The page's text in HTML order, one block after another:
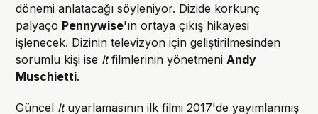
dönemi anlatacağı söyleniyor. Dizide korkunç
palyaço Pennywise'ın ortaya çıkış hikayesi
işlenecek. Dizinin televizyon için geliştirilmesinden
sorumlu kişi ise Itfilmlerinin yönetmeni Andy
Muschietti.
Güncel Ituyarlamasının ilk filmi 2017'de yayımlanmış